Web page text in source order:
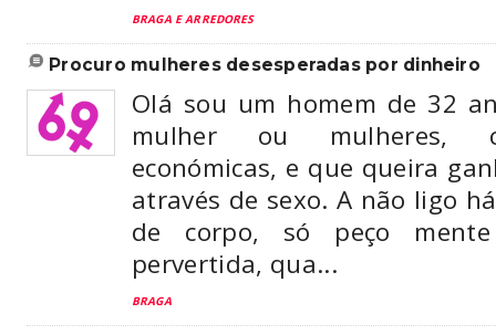
BRAGA E ARREDORES
procuro mulheres desesperadas por dinheiro
Olá sou um homem de 32
mulher ou mulheres,
económicas, e que queira
através de sexo. A não ligo
de corpo, só peço
pervertida, qua...
BRAGA